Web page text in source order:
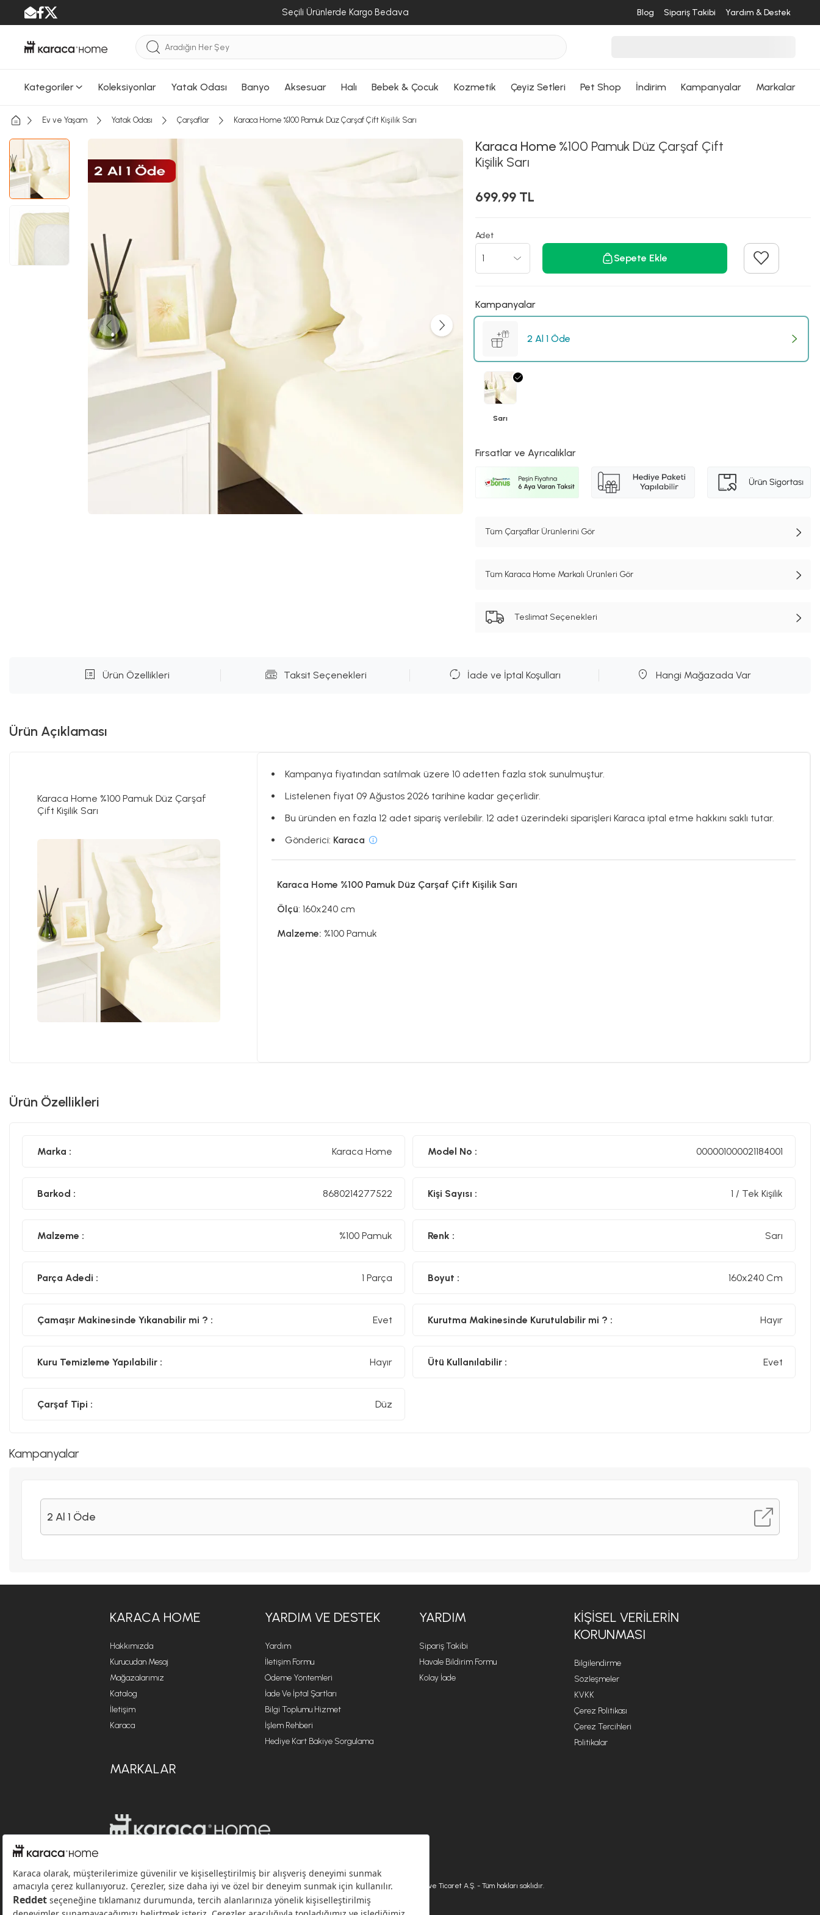
Seçili Ürünlerde Kargo Bedava Blog Sipariş Takibi Yardım & Destek
Kategoriler Koleksiyonlar Yatak Odası Banyo Aksesuar Halı Bebek & Çocuk Kozmetik Çeyiz Setleri Pet Shop İndirim Kampanyalar Markalar
Ev ve Yaşam Yatak Odası Çarşaflar Karaca Home %100 Pamuk Düz Çarşaf Çift Kişilik Sarı
Karaca Home %100 Pamuk Düz Çarşaf Çift
Kişilik Sarı
699,99 TL
Adet
Sepete Ekle
Kampanyalar
2 Al 1 Öde
Sarı
Fırsatlar ve Ayrıcalıklar
Tüm Çarşaflar Ürünlerini Gör
Tüm Karaca Home Markalı Ürünleri Gör
Teslimat Seçenekleri
Ürün Özellikleri Taksit Seçenekleri İade ve İptal Koşulları Hangi Mağazada Var
Ürün Açıklaması
Karaca Home %100 Pamuk Düz Çarşaf
Çift Kişilik Sarı
Kampanya fiyatından satılmak üzere 10 adetten fazla stok sunulmuştur.
Listelenen fiyat 09 Ağustos 2026 tarihine kadar geçerlidir.
Bu üründen en fazla 12 adet sipariş verilebilir. 12 adet üzerindeki siparişleri Karaca iptal etme hakkını saklı tutar.
Gönderici: Karaca
Karaca Home %100 Pamuk Düz Çarşaf Çift Kişilik Sarı
Ölçü: 160x240 cm
Malzeme: %100 Pamuk
Ürün Özellikleri
Marka : Karaca Home Model No : 000001000021184001
Barkod : 8680214277522 Kişi Sayısı : 1 / Tek Kişilik
Malzeme : %100 Pamuk Renk : Sarı
Parça Adedi : 1 Parça Boyut : 160x240 Cm
Çamaşır Makinesinde Yıkanabilir mi ? : Evet Kurutma Makinesinde Kurutulabilir mi ? : Hayır
Kuru Temizleme Yapılabilir : Hayır Ütü Kullanılabilir : Evet
Çarşaf Tipi : Düz
Kampanyalar
2 Al 1 Öde
KARACA HOME
Hakkımızda
Kurucudan Mesaj
Mağazalarımız
Katalog
İletişim
Karaca
YARDIM VE DESTEK
Yardım
İletişim Formu
Ödeme Yöntemleri
İade Ve İptal Şartları
Bilgi Toplumu Hizmet
İşlem Rehberi
Hediye Kart Bakiye Sorgulama
YARDIM
Sipariş Takibi
Havale Bildirim Formu
Kolay İade
KİŞİSEL VERİLERİN
KORUNMASI
Bilgilendirme
Sözleşmeler
KVKK
Çerez Politikası
Çerez Tercihleri
Politikalar
MARKALAR
© 2026 Karaca Home Collection Tekstil Sanayi ve Ticaret A.Ş. - Tüm hakları saklıdır.